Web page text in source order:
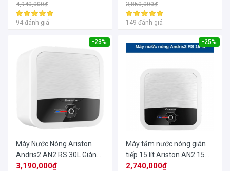
4,940,000₫
94 đánh giá
3,850,000₫
149 đánh giá
-23%
Máy Nước Nóng Ariston
Andris2 AN2 RS 30L Gián
Tiếp
3,190,000₫
-25%
Máy tắm nước nóng gián
tiếp 15 lít Ariston AN2 15
RS
2,740,000₫